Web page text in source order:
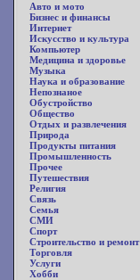
Авто и мото
Бизнес и финансы
Интернет
Искусство и культура
Компьютер
Медицина и здоровье
Музыка
Наука и образование
Непознаное
Обустройство
Общество
Отдых и развлечения
Природа
Продукты питания
Промышленность
Прочее
Путешествия
Религия
Связь
Семья
СМИ
Спорт
Строительство и ремонт
Торговля
Услуги
Хобби